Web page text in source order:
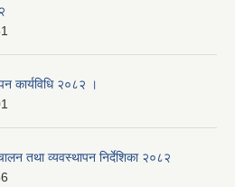
कार्यविधि २०८२ ।
तथा व्यवस्थापन निर्देशिका २०८२